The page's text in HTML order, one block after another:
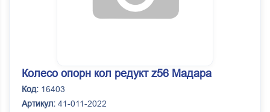
Колесо опорн кол редукт z56 Мадара
Код: 16403
Артикул: 41-011-2022